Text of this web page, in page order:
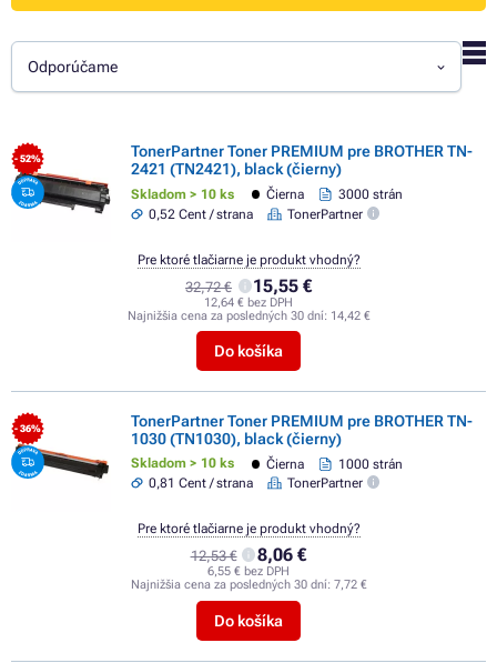
Odporúčame
- 52%
TonerPartner Toner PREMIUM pre BROTHER TN-
2421 (TN2421), black (čierny)
Skladom > 10 ks Čierna
3000 strán
0,52 Cent / strana
TonerPartner
32,72 € 15,55 €
12,64 € bez DPH
Najnižšia cena za posledných 30 dní: 14,42 €
Do košíka
Pre ktoré tlačiarne je produkt vhodný?
- 36%
TonerPartner Toner PREMIUM pre BROTHER TN-
1030 (TN1030), black (čierny)
Skladom > 10 ks Čierna
1000 strán
0,81 Cent / strana
TonerPartner
12,53 € 8,06 €
6,55 € bez DPH
Najnižšia cena za posledných 30 dní: 7,72 €
Do košíka
Pre ktoré tlačiarne je produkt vhodný?